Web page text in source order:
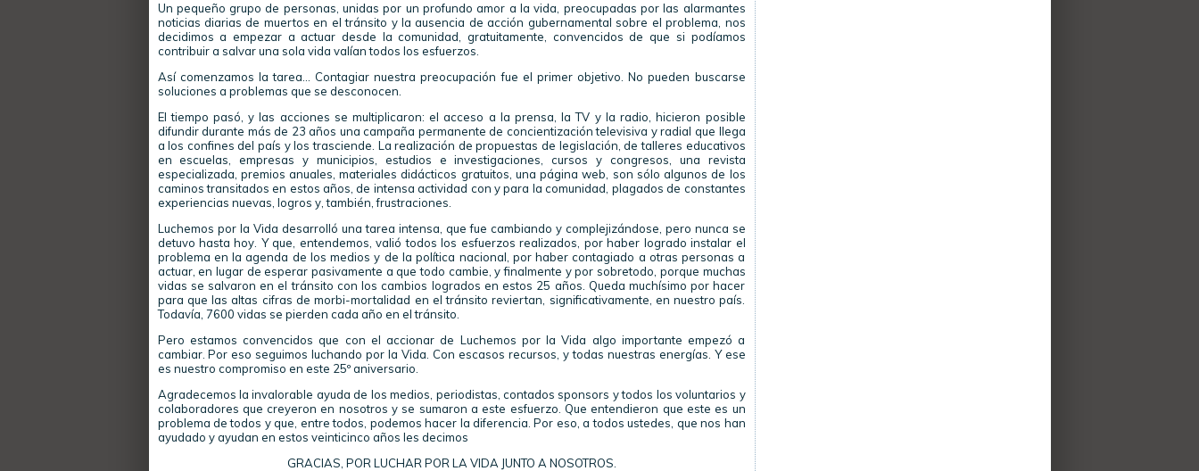
Un pequeño grupo de personas, unidas por un profundo amor a la vida, preocupadas por las alarmantes
noticias diarias de muertos en el tránsito y la ausencia de acción gubernamental sobre el problema, nos
decidimos a empezar a actuar desde la comunidad, gratuitamente, convencidos de que si podíamos
contribuir a salvar una sola vida valían todos los esfuerzos.
Así comenzamos la tarea… Contagiar nuestra preocupación fue el primer objetivo. No pueden buscarse
soluciones a problemas que se desconocen.
El tiempo pasó, y las acciones se multiplicaron: el acceso a la prensa, la TV y la radio, hicieron posible
difundir durante más de 23 años una campaña permanente de concientización televisiva y radial que llega
a los confines del país y los trasciende. La realización de propuestas de legislación, de talleres educativos
en escuelas, empresas y municipios, estudios e investigaciones, cursos y congresos, una revista
especializada, premios anuales, materiales didácticos gratuitos, una página web, son sólo algunos de los
caminos transitados en estos años, de intensa actividad con y para la comunidad, plagados de constantes
experiencias nuevas, logros y, también, frustraciones.
Luchemos por la Vida desarrolló una tarea intensa, que fue cambiando y complejizándose, pero nunca se
detuvo hasta hoy. Y que, entendemos, valió todos los esfuerzos realizados, por haber logrado instalar el
problema en la agenda de los medios y de la política nacional, por haber contagiado a otras personas a
actuar, en lugar de esperar pasivamente a que todo cambie, y finalmente y por sobretodo, porque muchas
vidas se salvaron en el tránsito con los cambios logrados en estos 25 años. Queda muchísimo por hacer
para que las altas cifras de morbi-mortalidad en el tránsito reviertan, significativamente, en nuestro país.
Todavía, 7600 vidas se pierden cada año en el tránsito.
Pero estamos convencidos que con el accionar de Luchemos por la Vida algo importante empezó a
cambiar. Por eso seguimos luchando por la Vida. Con escasos recursos, y todas nuestras energías. Y ese
es nuestro compromiso en este 25º aniversario.
Agradecemos la invalorable ayuda de los medios, periodistas, contados sponsors y todos los voluntarios y
colaboradores que creyeron en nosotros y se sumaron a este esfuerzo. Que entendieron que este es un
problema de todos y que, entre todos, podemos hacer la diferencia. Por eso, a todos ustedes, que nos han
ayudado y ayudan en estos veinticinco años les decimos
GRACIAS, POR LUCHAR POR LA VIDA JUNTO A NOSOTROS.